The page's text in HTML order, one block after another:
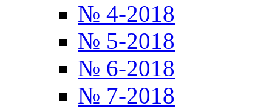
№ 4-2018
№ 5-2018
№ 6-2018
№ 7-2018